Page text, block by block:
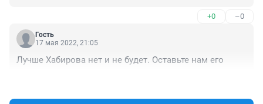
+0 –0
Гость
17 мая 2022, 21:05
Лучше Хабирова нет и не будет. Оставьте нам его